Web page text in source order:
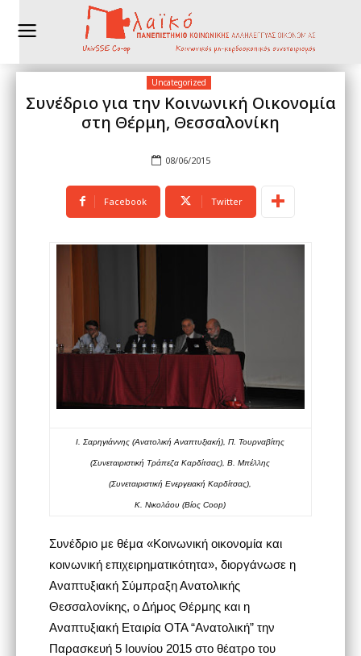
Uncategorized
Συνέδριο για την Κοινωνική Οικονομία
στη Θέρμη, Θεσσαλονίκη
08/06/2015
Facebook Twitter
Ι. Σαρηγιάννης (Ανατολική Αναπτυξιακή), Π. Τουρναβίτης
(Συνεταιριστική Τράπεζα Καρδίτσας), Β. Μπέλλης
(Συνεταιριστική Ενεργειακή Καρδίτσας),
Κ. Νικολάου (Βίος Coop)
Συνέδριο με θέμα «Κοινωνική οικονομία και
κοινωνική επιχειρηματικότητα», διοργάνωσε η
Αναπτυξιακή Σύμπραξη Ανατολικής
Θεσσαλονίκης, ο Δήμος Θέρμης και η
Αναπτυξιακή Εταιρία ΟΤΑ “Ανατολική” την
Παρασκευή 5 Ιουνίου 2015 στο θέατρο του